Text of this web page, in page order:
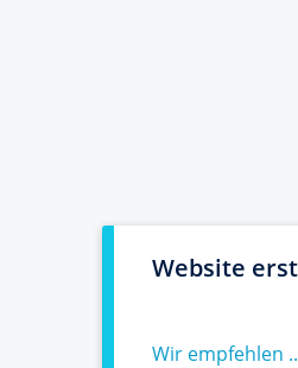
Website
Wir empfehlen